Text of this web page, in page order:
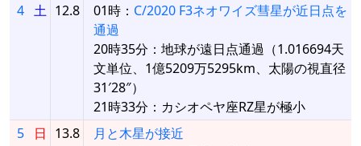
4 土 12.8 01時： C/2020 F3ネオワイズ彗星が近日点を
通過
20時35分：地球が遠日点通過（1.016694天
文単位、1億5209万5295km、太陽の視直径
31′28″）
21時33分：カシオペヤ座RZ星が極小
5
日 13.8
月と木星が接近